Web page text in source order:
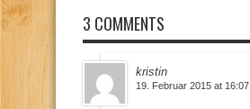
3 COMMENTS
kristin
19. Februar 2015 at 16:07